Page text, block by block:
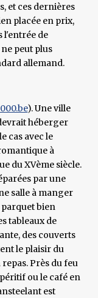
et ces dernières
placée en prix,
l'entrée de
peut plus
allemand.
). Une ville
héberger
cas avec le
à
du XVème siècle.
par une
salle à manger
bien
tableaux de
des couverts
le plaisir du
Près du feu
ou le café en
est